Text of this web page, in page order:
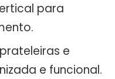
para
e
e funcional.